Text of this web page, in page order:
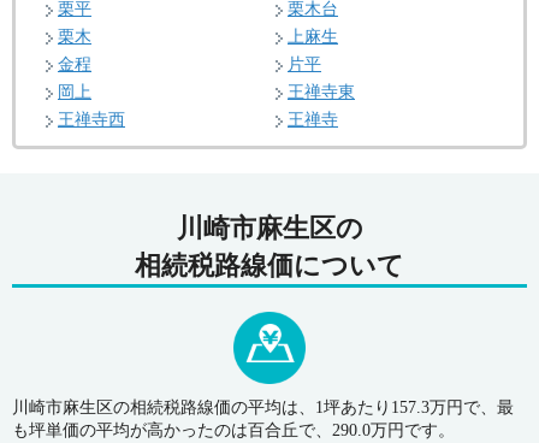
栗平
栗木台
栗木
上麻生
金程
片平
岡上
王禅寺東
王禅寺西
王禅寺
川崎市麻生区の
相続税路線価について
川崎市麻生区の相続税路線価の平均は、1坪あたり157.3万円で、最
も坪単価の平均が高かったのは百合丘で、290.0万円です。